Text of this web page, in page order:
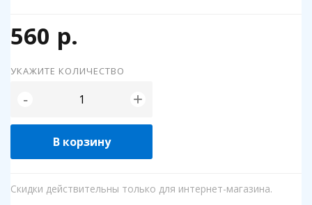
560 р.
УКАЖИТЕ КОЛИЧЕСТВО
- +
В корзину
Скидки действительны только для интернет-магазина.